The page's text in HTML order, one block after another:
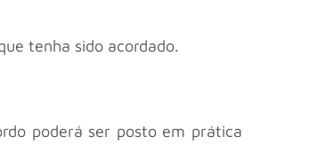
tenha sido acordado.
poderá ser posto em prática